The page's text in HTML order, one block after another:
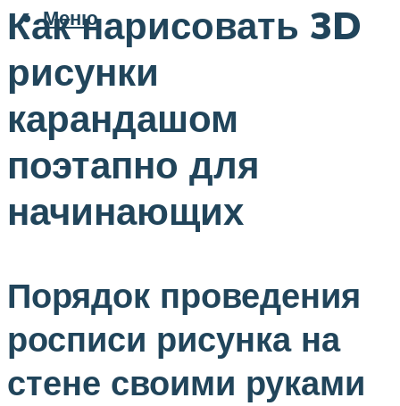
Меню
Как нарисовать 3D
рисунки
карандашом
поэтапно для
начинающих
Порядок проведения
росписи рисунка на
стене своими руками